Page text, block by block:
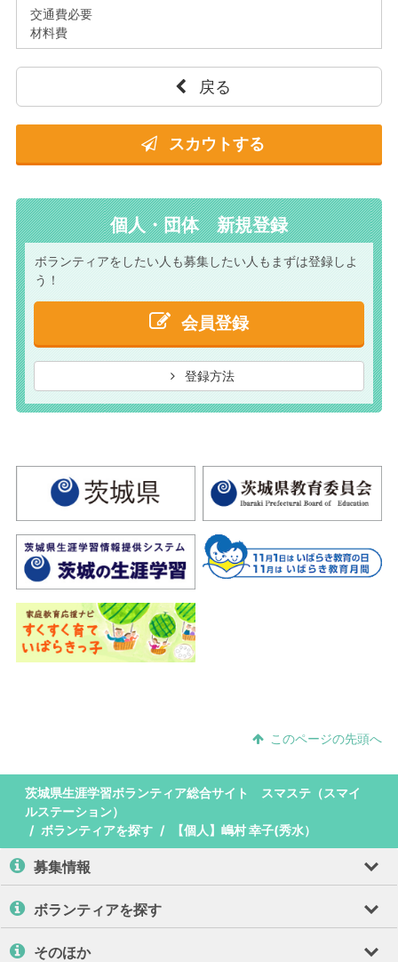
交通費必要
材料費
戻る
スカウトする
個人・団体 新規登録
ボランティアをしたい人も募集したい人もまずは登録しよ
う！
会員登録
登録方法
このページの先頭へ
茨城県生涯学習ボランティア総合サイト スマステ（スマイ
ルステーション）
ボランティアを探す
【個人】嶋村 幸子(秀水）
募集情報
ボランティアを探す
そのほか